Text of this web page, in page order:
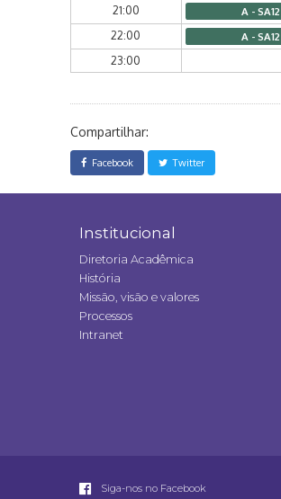
21:00
A - SA12
22:00 A - SA12
23:00
Compartilhar:
Facebook Twitter
Institucional
Diretoria Acadêmica
História
Missão, visão e valores
Processos
Intranet
Siga-nos no Facebook